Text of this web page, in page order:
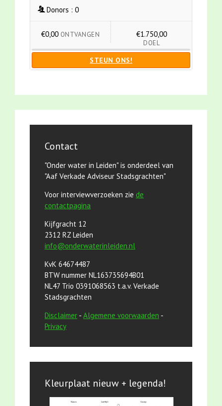
Donors : 0
€0,00 ONTVANGEN €1.750,00
DOEL
STEUN ONS!
Contact
"Onder water in Leiden" is onderdeel van
"Aaf Verkade Adviseur Stadsgrachten"
Voor interviewverzoeken zie de
contactpagina
Kijfgracht 12
2312 RZ Leiden
info@onderwaterinleiden.nl
KvK 64674487
BTW nummer NL163735694B01
NL47 Trio 0391068563 t.a.v. Verkade
Stadsgrachten
Disclaimer - Algemene voorwaarden -
Privacy
Kleurplaat nieuw + legenda!